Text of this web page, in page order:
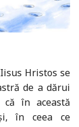
Hristos se
de a dărui
că în această
în ceea ce